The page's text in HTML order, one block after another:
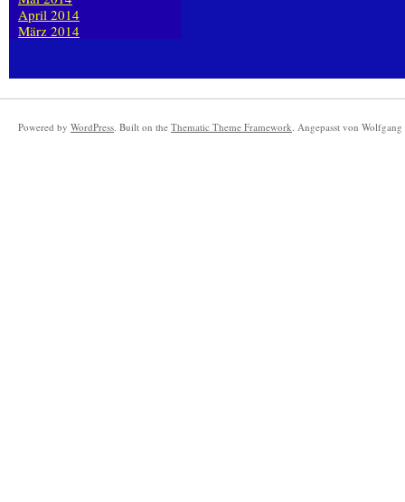
April 2014
März 2014
Powered by WordPress. Built on the Thematic Theme Framework. Angepasst von